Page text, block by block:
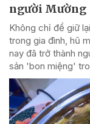
người Mường
Không chỉ để giữ
trong gia đình, hũ
nay đã trở thành
sản 'bon miệng'